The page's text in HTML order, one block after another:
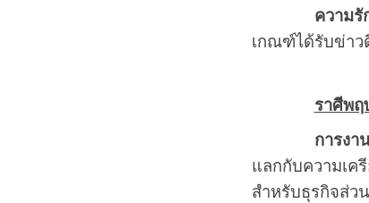
ความรั
เกณฑ์ได้รับข่าว
ราศีพฤ
การงา
แลกกับความเค
สำหรับธุรกิจส่ว